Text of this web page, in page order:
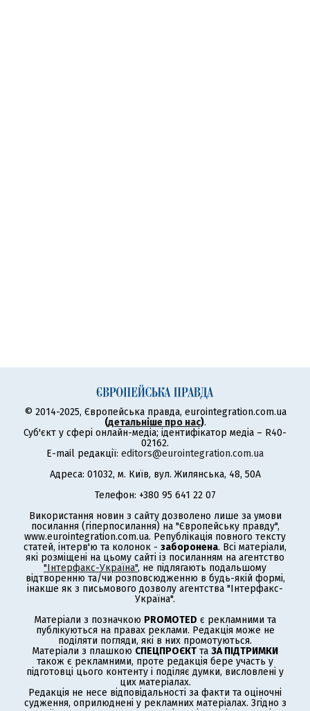
© 2014-2025, Європейська правда, eurointegration.com.ua
(детальніше про нас).
Суб'єкт у сфері онлайн-медіа; ідентифікатор медіа – R40-
02162.
E-mail редакції: editors@eurointegration.com.ua
Адреса: 01032, м. Київ, вул. Жилянська, 48, 50А
Телефон: +380 95 641 22 07
Використання новин з сайту дозволено лише за умови
посилання (гіперпосилання) на "Європейську правду",
www.eurointegration.com.ua. Републікація повного тексту
статей, інтерв'ю та колонок - заборонена. Всі матеріали,
які розміщені на цьому сайті із посиланням на агентство
"Інтерфакс-Україна", не підлягають подальшому
відтворенню та/чи розповсюдженню в будь-якій формі,
інакше як з письмового дозволу агентства "Інтерфакс-
Україна".
Матеріали з позначкою PROMOTED є рекламними та
публікуються на правах реклами. Редакція може не
поділяти погляди, які в них промотуються.
Матеріали з плашкою СПЕЦПРОЄКТ та ЗА ПІДТРИМКИ
також є рекламними, проте редакція бере участь у
підготовці цього контенту і поділяє думки, висловлені у
цих матеріалах.
Редакція не несе відповідальності за факти та оціночні
судження, оприлюднені у рекламних матеріалах. Згідно з